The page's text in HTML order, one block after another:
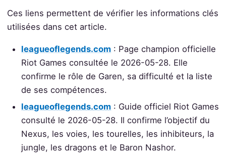
Ces liens permettent de vérifier les informations clés
utilisées dans cet article.
leagueoflegends.com : Page champion officielle
Riot Games consultée le 2026-05-28. Elle
confirme le rôle de Garen, sa difficulté et la liste
de ses compétences.
leagueoflegends.com : Guide officiel Riot Games
consulté le 2026-05-28. Il confirme l’objectif du
Nexus, les voies, les tourelles, les inhibiteurs, la
jungle, les dragons et le Baron Nashor.